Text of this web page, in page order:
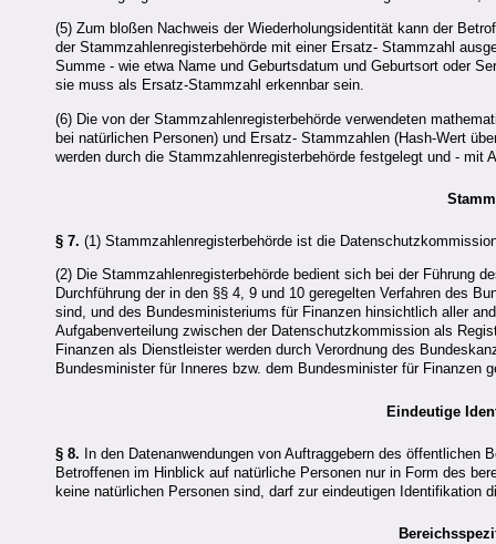
(5) Zum bloßen Nachweis der Wiederholungsidentität kann der
der Stammzahlenregisterbehörde mit einer Ersatz- Stammzahl
Summe - wie etwa Name und Geburtsdatum und Geburtsort oder
sie muss als Ersatz-Stammzahl erkennbar sein.
(6) Die von der Stammzahlenregisterbehörde verwendeten
bei natürlichen Personen) und Ersatz- Stammzahlen (Hash-Wert
werden durch die Stammzahlenregisterbehörde festgelegt und -
§ 7. (1) Stammzahlenregisterbehörde ist die
(2) Die Stammzahlenregisterbehörde bedient sich bei der Führung
Durchführung der in den §§ 4, 9 und 10 geregelten Verfahren des
sind, und des Bundesministeriums für Finanzen hinsichtlich aller
Aufgabenverteilung zwischen der Datenschutzkommission als
Finanzen als Dienstleister werden durch Verordnung des
Bundesminister für Inneres bzw. dem Bundesminister für Finanzen
Eindeutige
§ 8. In den Datenanwendungen von Auftraggebern des
Betroffenen im Hinblick auf natürliche Personen nur in Form des
keine natürlichen Personen sind, darf zur eindeutigen Identifikation